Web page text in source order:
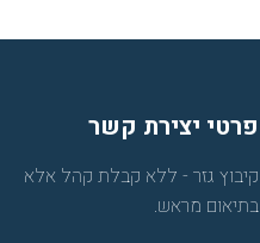
פרטי יצירת קשר
קיבוץ גזר - ללא קבלת קהל אלא
בתיאום מראש.